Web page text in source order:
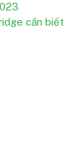
cần biết